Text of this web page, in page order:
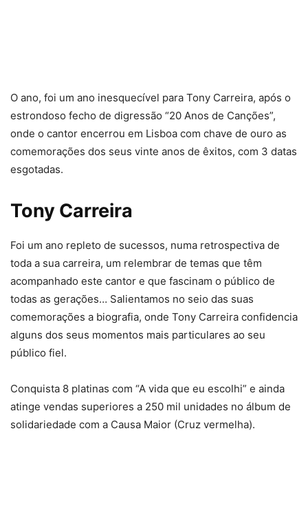
O ano, foi um ano inesquecível para Tony Carreira, após o
estrondoso fecho de digressão “20 Anos de Canções”,
onde o cantor encerrou em Lisboa com chave de ouro as
comemorações dos seus vinte anos de êxitos, com 3 datas
esgotadas.
Tony Carreira
Foi um ano repleto de sucessos, numa retrospectiva de
toda a sua carreira, um relembrar de temas que têm
acompanhado este cantor e que fascinam o público de
todas as gerações… Salientamos no seio das suas
comemorações a biografia, onde Tony Carreira confidencia
alguns dos seus momentos mais particulares ao seu
público fiel.
Conquista 8 platinas com “A vida que eu escolhi” e ainda
atinge vendas superiores a 250 mil unidades no álbum de
solidariedade com a Causa Maior (Cruz vermelha).